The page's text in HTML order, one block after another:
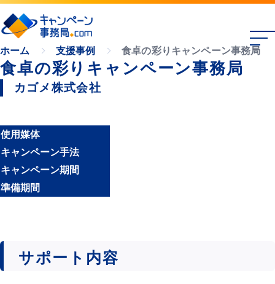
ホーム 支援事例 食卓の彩りキャンペーン事務局
食卓の彩りキャンペーン事務局
カゴメ株式会社
使用媒体
キャンペーン手法
キャンペーン期間
準備期間
サポート内容